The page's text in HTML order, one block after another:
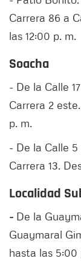
Carrera 86 a
las 12:00 p. m.
Soacha
- De la Calle
Carrera 2
p. m.
- De la Calle 5
Carrera 13.
Localidad
- De la
Guaymaral
hasta las 5:00